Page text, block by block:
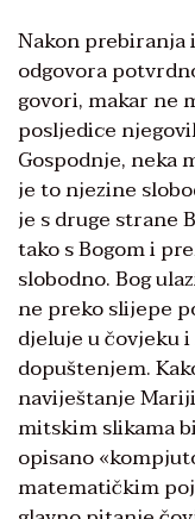
Nakon prebiranja
odgovora
govori, makar ne
posljedice
Gospodnje, neka
je to njezine
je s druge strane
tako s Bogom i
slobodno. Bog
ne preko slijepe
djeluje u čovjeku
dopuštenjem.
naviještanje
mitskim slikama
opisano
matematičkim